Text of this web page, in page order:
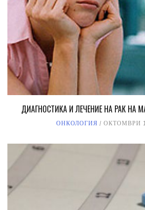
ДИАГНОСТИКА И ЛЕЧЕНИЕ НА РАК НА
ОНКОЛОГИЯ ОКТОМВРИ